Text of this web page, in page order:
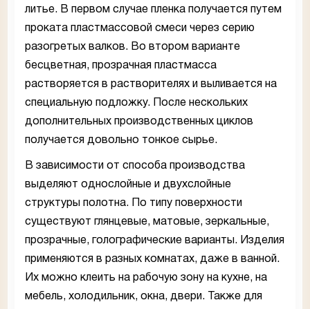
литье. В первом случае пленка получается путем
проката пластмассовой смеси через серию
разогретых валков. Во втором варианте
бесцветная, прозрачная пластмасса
растворяется в растворителях и выливается на
специальную подложку. После нескольких
дополнительных производственных циклов
получается довольно тонкое сырье.
В зависимости от способа производства
выделяют однослойные и двухслойные
структуры полотна. По типу поверхности
существуют глянцевые, матовые, зеркальные,
прозрачные, голографические варианты. Изделия
применяются в разных комнатах, даже в ванной.
Их можно клеить на рабочую зону на кухне, на
мебель, холодильник, окна, двери. Также для